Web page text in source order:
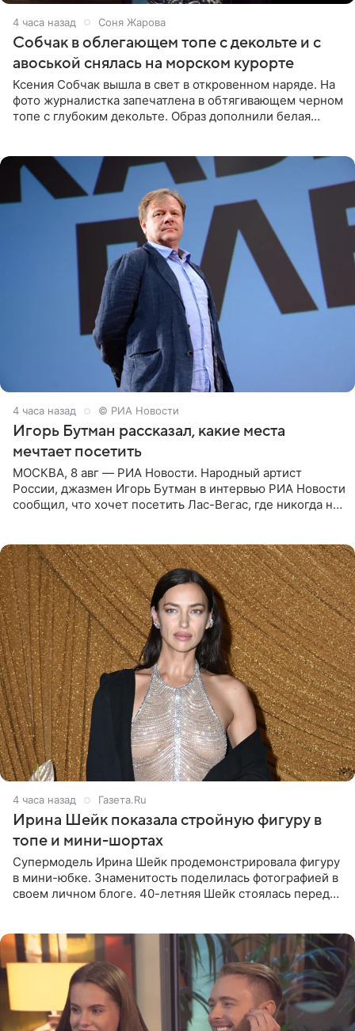
4 часа назад Соня Жарова
Собчак в облегающем топе с декольте и с
авоськой снялась на морском курорте
Ксения Собчак вышла в свет в откровенном наряде. На
фото журналистка запечатлена в обтягивающем черном
топе с глубоким декольте. Образ дополнили белая
4 часа назад © РИА Новости
Игорь Бутман рассказал, какие места
мечтает посетить
МОСКВА, 8 авг — РИА Новости. Народный артист
России, джазмен Игорь Бутман в интервью РИА Новости
сообщил, что хочет посетить Лас-Вегас, где никогда не
4 часа назад Газета.Ru
Ирина Шейк показала стройную фигуру в
топе и мини-шортах
Супермодель Ирина Шейк продемонстрировала фигуру
в мини-юбке. Знаменитость поделилась фотографией в
своем личном блоге. 40-летняя Шейк стоялась перед